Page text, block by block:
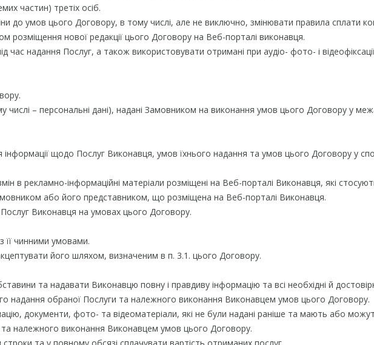
частин) третіх осіб.
до умов цього Договору, в тому числі, але не виключно, змінювати правила сплати
розміщення нової редакції цього Договору на Веб-порталі виконавця.
час надання Послуг, а також використовувати отримані при аудіо- фото- і
числі – персональні дані), надані Замовником на виконання умов цього Договору у
щодо Послуг Виконавця, умов їхнього надання та умов цього Договору у
в рекламно-інформаційні матеріали розміщені на Веб-порталі Виконавця, які
або його представником, що розміщена на Веб-порталі Виконавця.
Виконавця на умовах цього Договору.
її чинними умовами.
його шляхом, визначеним в п. 3.1. цього Договору.
та надавати Виконавцю повну і правдиву інформацію та всі необхідні й
надання обраної Послуги та належного виконання Виконавцем умов цього Договору.
документи, фото- та відеоматеріали, які не були надані раніше та мають або
належного виконання Виконавцем умов цього Договору.